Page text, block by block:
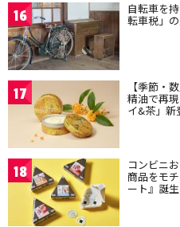
16 自転車を
転車税」
17 【季節・
精油で再
イ&茶」新
18 コンビニ
商品をモ
ート』誕生